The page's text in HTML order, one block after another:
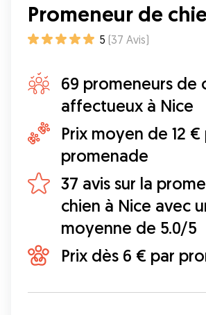
Promeneur de
5 (37 Avis)
69 promeneurs de
affectueux à Nice
Prix moyen de 12 €
promenade
37 avis sur la
chien à Nice avec
moyenne de 5.0/5
Prix dès 6 € par